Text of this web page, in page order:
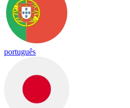
português